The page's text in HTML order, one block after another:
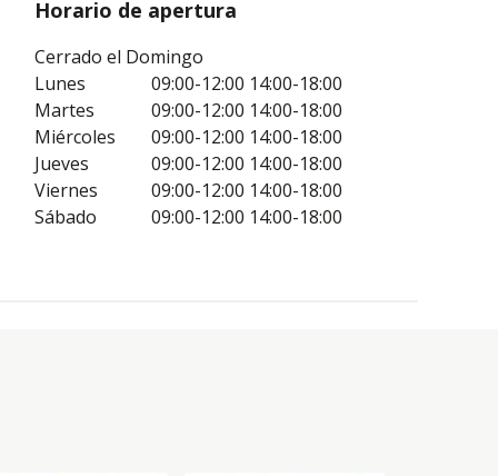
Horario de apertura
Cerrado el Domingo
Lunes
09:00-12:00 14:00-18:00
Martes
09:00-12:00 14:00-18:00
Miércoles
09:00-12:00 14:00-18:00
Jueves
09:00-12:00 14:00-18:00
Viernes
09:00-12:00 14:00-18:00
Sábado
09:00-12:00 14:00-18:00